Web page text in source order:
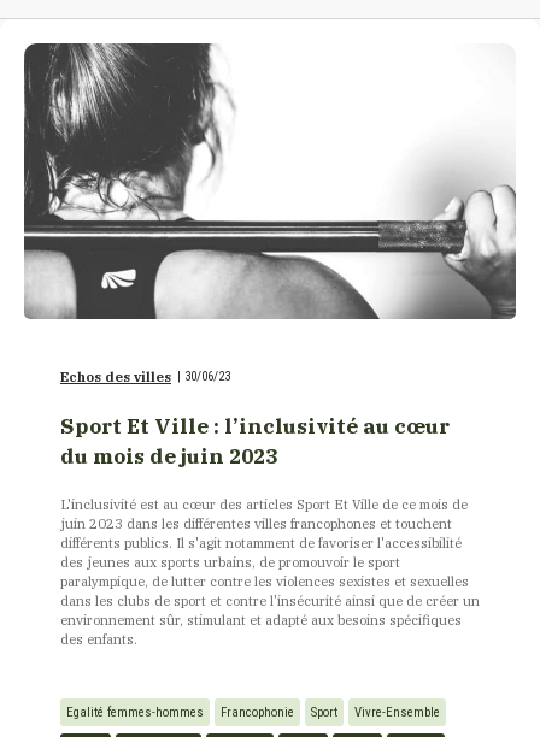
Echos des villes 30/06/23
Sport Et Ville : l’inclusivité au cœur
du mois de juin 2023
L'inclusivité est au cœur des articles Sport Et Ville de ce mois de
juin 2023 dans les différentes villes francophones et touchent
différents publics. Il s'agit notamment de favoriser l'accessibilité
des jeunes aux sports urbains, de promouvoir le sport
paralympique, de lutter contre les violences sexistes et sexuelles
dans les clubs de sport et contre l'insécurité ainsi que de créer un
environnement sûr, stimulant et adapté aux besoins spécifiques
des enfants.
Egalité femmes-hommes Francophonie Sport Vivre-Ensemble